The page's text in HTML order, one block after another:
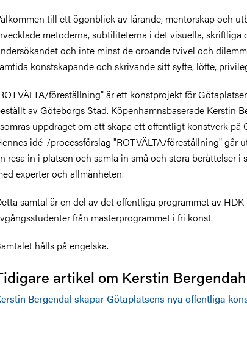
till ett ögonblick av lärande, mentorskap och
metoderna, subtiliteterna i det visuella, skriftliga
och inte minst de oroande tvivel och
konstskapande och skrivande sitt syfte, löfte,
föreställning" är ett konstprojekt för
av Göteborgs Stad. Köpenhamnsbaserade Kerstin
uppdraget om att skapa ett offentligt konstverk på
idé-/processförslag "ROTVÄLTA/föreställning" går
resa in i platsen och samla in små och stora berättelser i
experter och allmänheten.
samtal är en del av det offentliga programmet av
från masterprogrammet i fri konst.
hålls på engelska.
artikel om Kerstin
Bergendal skapar Götaplatsens nya offentliga